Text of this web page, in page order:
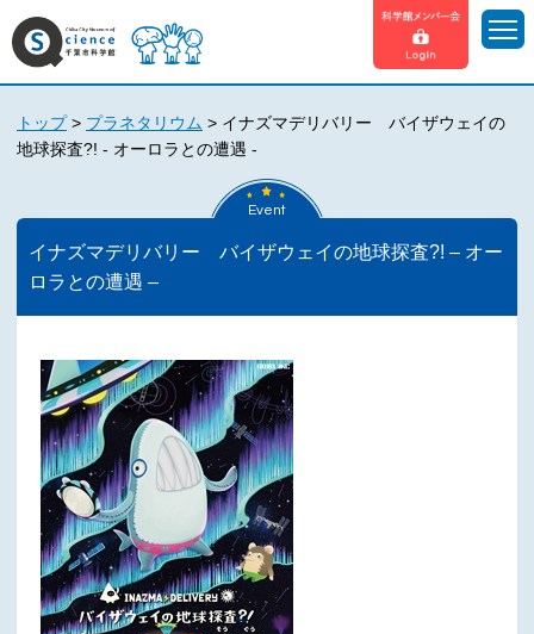
トップ> プラネタリウム > イナズマデリバリー バイザウェイの
地球探査?! - オーロラとの遭遇 -
Event
イナズマデリバリー バイザウェイの地球探査?! – オー
ロラとの遭遇 –